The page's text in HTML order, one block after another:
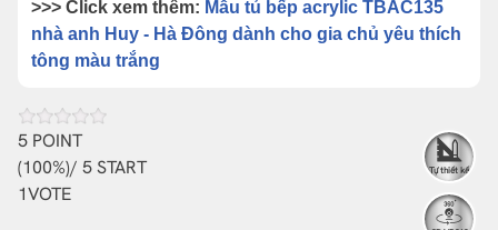
>>> Click xem thêm: Mẫu tủ bếp acrylic TBAC135
nhà anh Huy - Hà Đông dành cho gia chủ yêu thích
tông màu trắng
5 POINT
(100%)/ 5 START
1VOTE
Tự thiết kế